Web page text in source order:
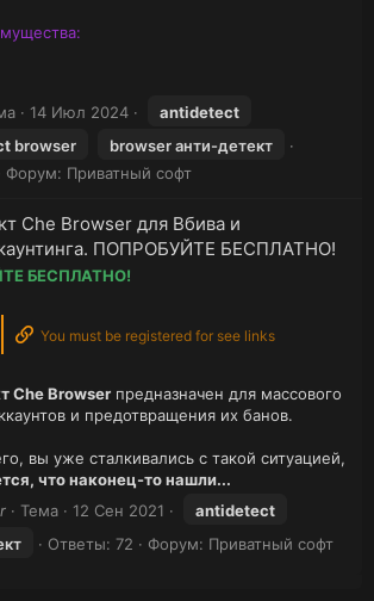
14 Июл 2024
antidetect
browser
browser анти-детект
Форум: Приватный софт
Che Browser для Вбива и
ПОПРОБУЙТЕ БЕСПЛАТНО!
БЕСПЛАТНО!
You must be registered for see links
Che Browser предназначен для массового
и предотвращения их банов.
вы уже сталкивались с такой ситуацией,
что наконец-то нашли...
Тема 12 Сен 2021
antidetect
Ответы: 72 Форум: Приватный софт